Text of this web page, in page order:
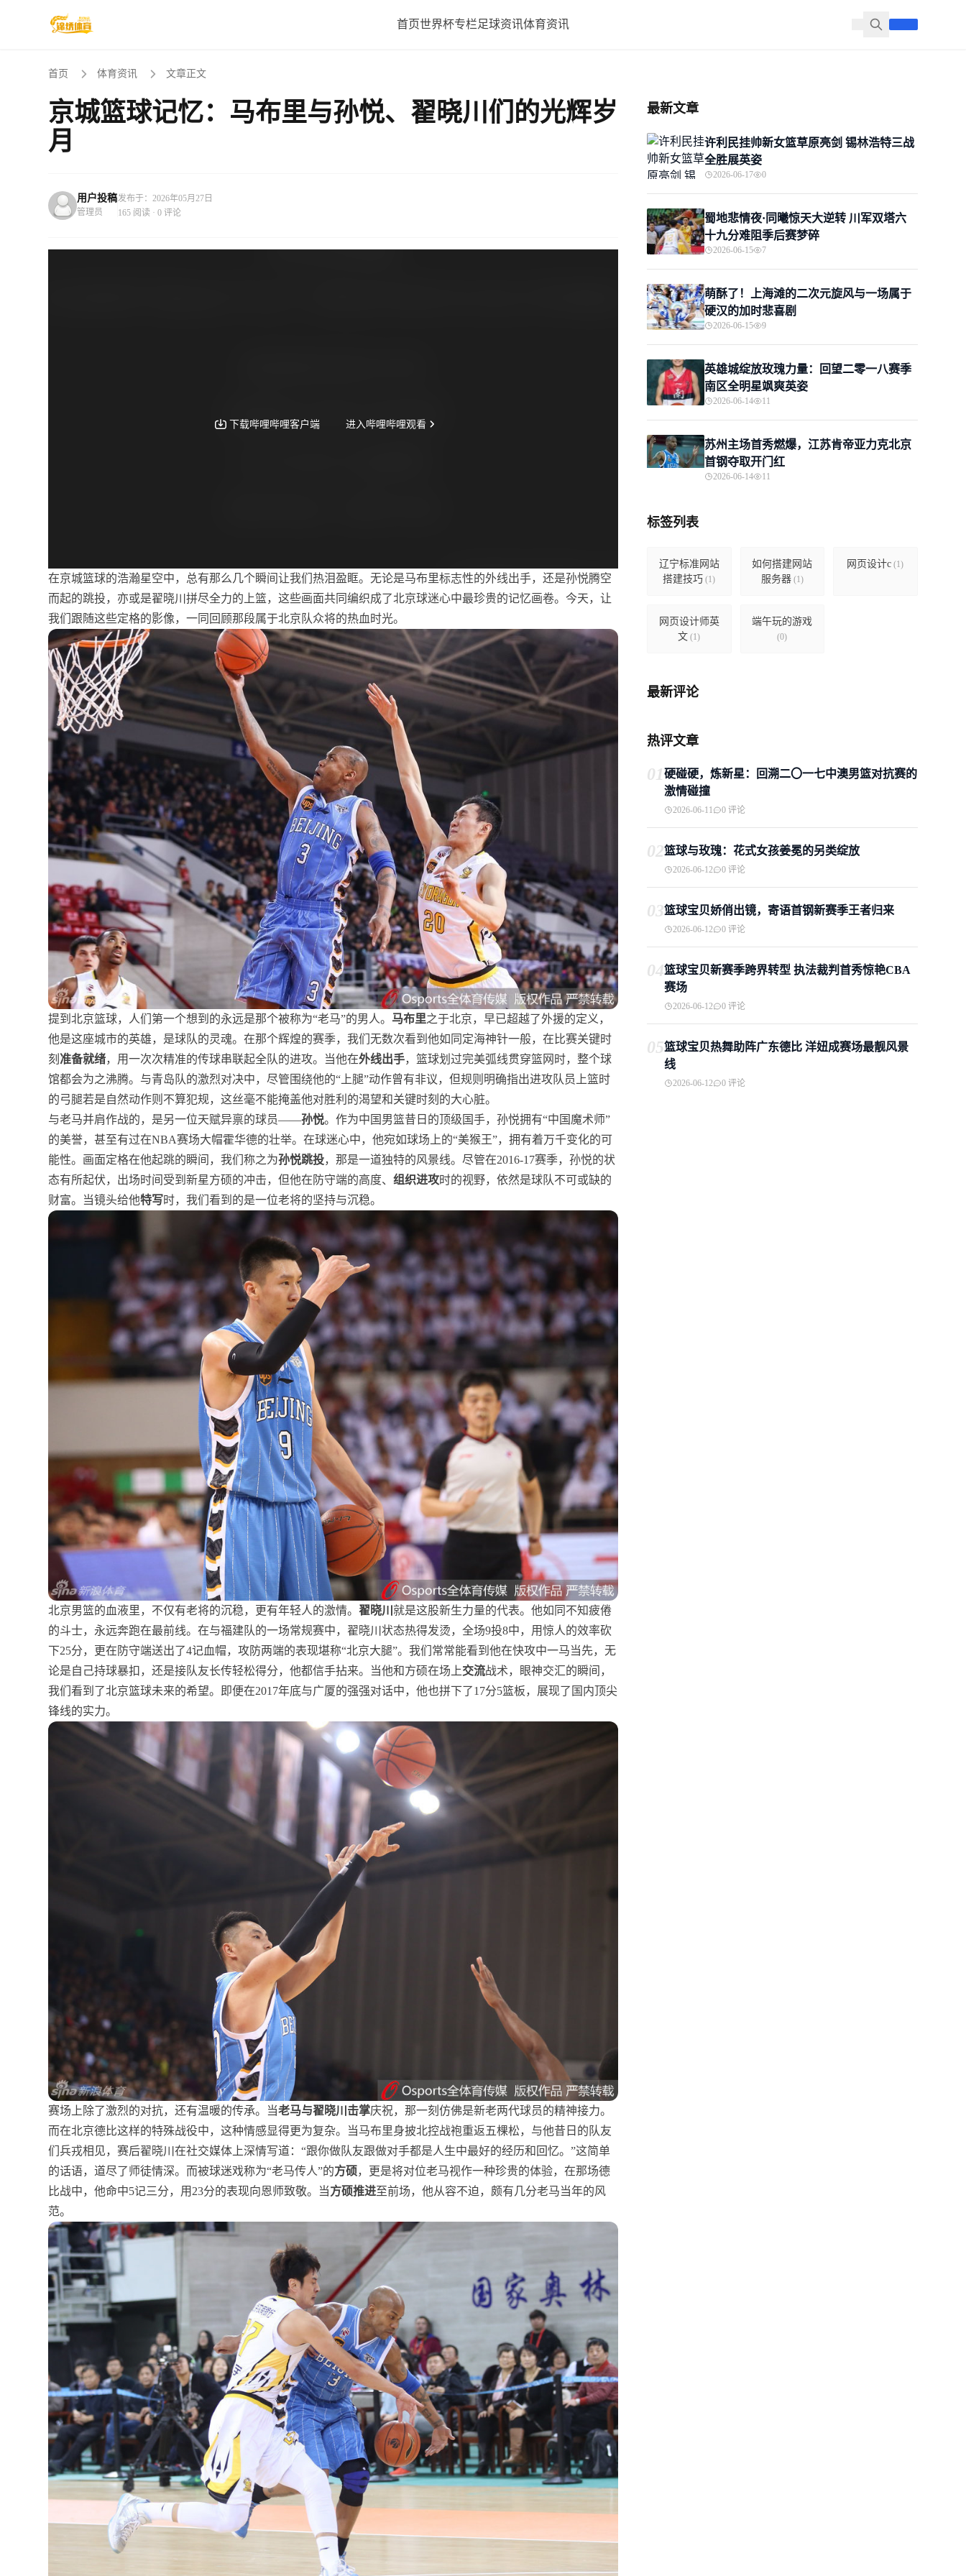
首页世界杯专栏足球资讯体育资讯
首页 体育资讯 文章正文
京城篮球记忆：马布里与孙悦、翟晓川们的光辉岁
月
用户投稿
管理员
发布于：2026年05月27日
165 阅读 · 0 评论
在京城篮球的浩瀚星空中，总有那么几个瞬间让我们热泪盈眶。无论是马布里标志性的外线出手，还是孙悦腾空
而起的跳投，亦或是翟晓川拼尽全力的上篮，这些画面共同编织成了北京球迷心中最珍贵的记忆画卷。今天，让
我们跟随这些定格的影像，一同回顾那段属于北京队众将的热血时光。
提到北京篮球，人们第一个想到的永远是那个被称为“老马”的男人。 马布里之于北京，早已超越了外援的定义，
他是这座城市的英雄，是球队的灵魂。在那个辉煌的赛季，我们无数次看到他如同定海神针一般，在比赛关键时
刻 准备就绪，用一次次精准的传球串联起全队的进攻。当他在外线出手，篮球划过完美弧线贯穿篮网时，整个球
馆都会为之沸腾。与青岛队的激烈对决中，尽管围绕他的“上腿”动作曾有非议，但规则明确指出进攻队员上篮时
的弓腿若是自然动作则不算犯规，这丝毫不能掩盖他对胜利的渴望和关键时刻的大心脏。
与老马并肩作战的，是另一位天赋异禀的球员——孙悦。作为中国男篮昔日的顶级国手，孙悦拥有“中国魔术师”
的美誉，甚至有过在NBA赛场大帽霍华德的壮举。在球迷心中，他宛如球场上的“美猴王”，拥有着万千变化的可
能性。画面定格在他起跳的瞬间，我们称之为孙悦跳投，那是一道独特的风景线。尽管在2016-17赛季，孙悦的状
态有所起伏，出场时间受到新星方硕的冲击，但他在防守端的高度、组织进攻时的视野，依然是球队不可或缺的
财富。当镜头给他特写时，我们看到的是一位老将的坚持与沉稳。
北京男篮的血液里，不仅有老将的沉稳，更有年轻人的激情。翟晓川就是这股新生力量的代表。他如同不知疲倦
的斗士，永远奔跑在最前线。在与福建队的一场常规赛中，翟晓川状态热得发烫，全场9投8中，用惊人的效率砍
下25分，更在防守端送出了4记血帽，攻防两端的表现堪称“北京大腿”。我们常常能看到他在快攻中一马当先，无
论是自己持球暴扣，还是接队友长传轻松得分，他都信手拈来。当他和方硕在场上交流战术，眼神交汇的瞬间，
我们看到了北京篮球未来的希望。即便在2017年底与广厦的强强对话中，他也拼下了17分5篮板，展现了国内顶尖
锋线的实力。
赛场上除了激烈的对抗，还有温暖的传承。当老马与翟晓川击掌庆祝，那一刻仿佛是新老两代球员的精神接力。
而在北京德比这样的特殊战役中，这种情感显得更为复杂。当马布里身披北控战袍重返五棵松，与他昔日的队友
们兵戎相见，赛后翟晓川在社交媒体上深情写道：“跟你做队友跟做对手都是人生中最好的经历和回忆。”这简单
的话语，道尽了师徒情深。而被球迷戏称为“老马传人”的方硕，更是将对位老马视作一种珍贵的体验，在那场德
比战中，他命中5记三分，用23分的表现向恩师致敬。当方硕推进至前场，他从容不迫，颇有几分老马当年的风
范。
最新文章
许利民挂帅新女篮草原亮剑 锡林浩特三战
全胜展英姿
2026-06-17 0
蜀地悲情夜·同曦惊天大逆转 川军双塔六
十九分难阻季后赛梦碎
2026-06-15 7
萌酥了！上海滩的二次元旋风与一场属于
硬汉的加时悲喜剧
2026-06-15 9
英雄城绽放玫瑰力量：回望二零一八赛季
南区全明星飒爽英姿
2026-06-14 11
苏州主场首秀燃爆，江苏肯帝亚力克北京
首钢夺取开门红
2026-06-14 11
标签列表
辽宁标准网站
搭建技巧 (1)
如何搭建网站
服务器(1)
网页设计c (1)
网页设计师英
文 (1)
端午玩的游戏
(0)
最新评论
热评文章
01硬碰硬，炼新星：回溯二〇一七中澳男篮对抗赛的
激情碰撞
2026-06-11 0 评论
02篮球与玫瑰：花式女孩姜冕的另类绽放
2026-06-12 0 评论
03篮球宝贝娇俏出镜，寄语首钢新赛季王者归来
2026-06-12 0 评论
04篮球宝贝新赛季跨界转型 执法裁判首秀惊艳CBA
赛场
2026-06-12 0 评论
05篮球宝贝热舞助阵广东德比 洋妞成赛场最靓风景
线
2026-06-12 0 评论